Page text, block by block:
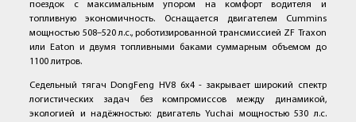
поездок с максимальным упором на комфорт водителя и
топливную экономичность. Оснащается двигателем Cummins
мощностью 508–520 л.с., роботизированной трансмиссией ZF Traxon
или Eaton и двумя топливными баками суммарным объемом до
1100 литров.
Седельный тягач DongFeng HV8 6x4 - закрывает широкий спектр
логистических задач без компромиссов между динамикой,
экологией и надёжностью: двигатель Yuchai мощностью 530 л.с.